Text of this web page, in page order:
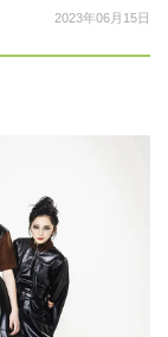
2023年06月15日